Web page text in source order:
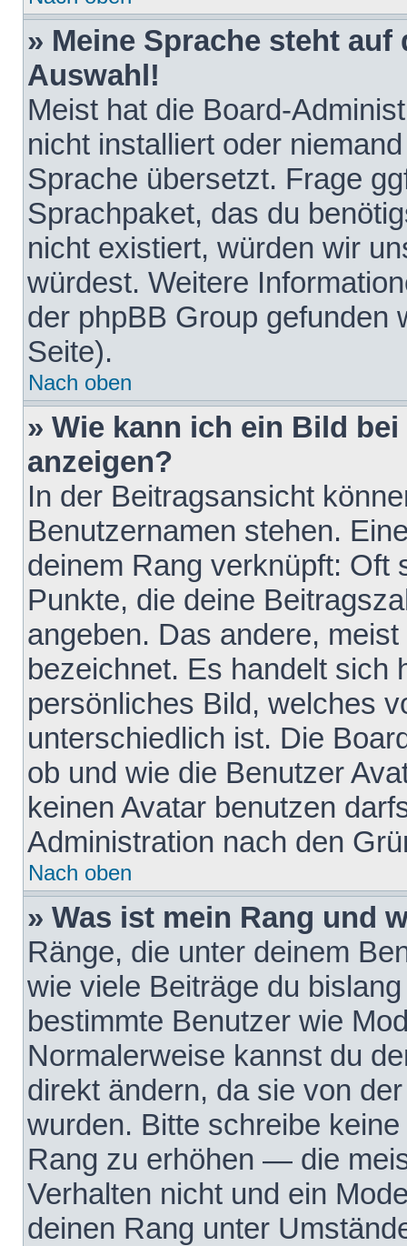
» Meine Sprache steht
Auswahl!
Meist hat die Board-
nicht installiert oder
Sprache übersetzt. Frage
Sprachpaket, das du
nicht existiert, würden wir
würdest. Weitere
der phpBB Group gefunden
Seite).
Nach oben
» Wie kann ich ein Bild
anzeigen?
In der Beitragsansicht
Benutzernamen stehen.
deinem Rang verknüpft: Oft
Punkte, die deine
angeben. Das andere,
bezeichnet. Es handelt sich
persönliches Bild, welches
unterschiedlich ist. Die
ob und wie die Benutzer
keinen Avatar benutzen
Administration nach den
Nach oben
» Was ist mein Rang und
Ränge, die unter deinem
wie viele Beiträge du
bestimmte Benutzer wie
Normalerweise kannst du
direkt ändern, da sie von
wurden. Bitte schreibe
Rang zu erhöhen — die
Verhalten nicht und ein
deinen Rang unter